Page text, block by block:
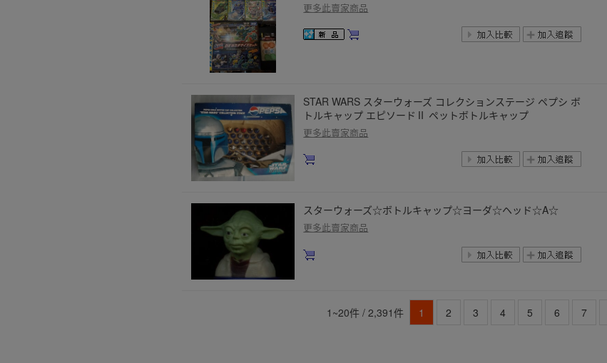
更多此賣家商品
STAR WARS スターウォーズ コレクションステージ ペプシ ボ
トルキャップ エピソードⅡ ペットボトルキャップ
更多此賣家商品
スターウォーズ☆ボトルキャップ☆ヨーダ☆ヘッド☆A☆
更多此賣家商品
1~20件 / 2,391件 1 2 3 4 5 6 7